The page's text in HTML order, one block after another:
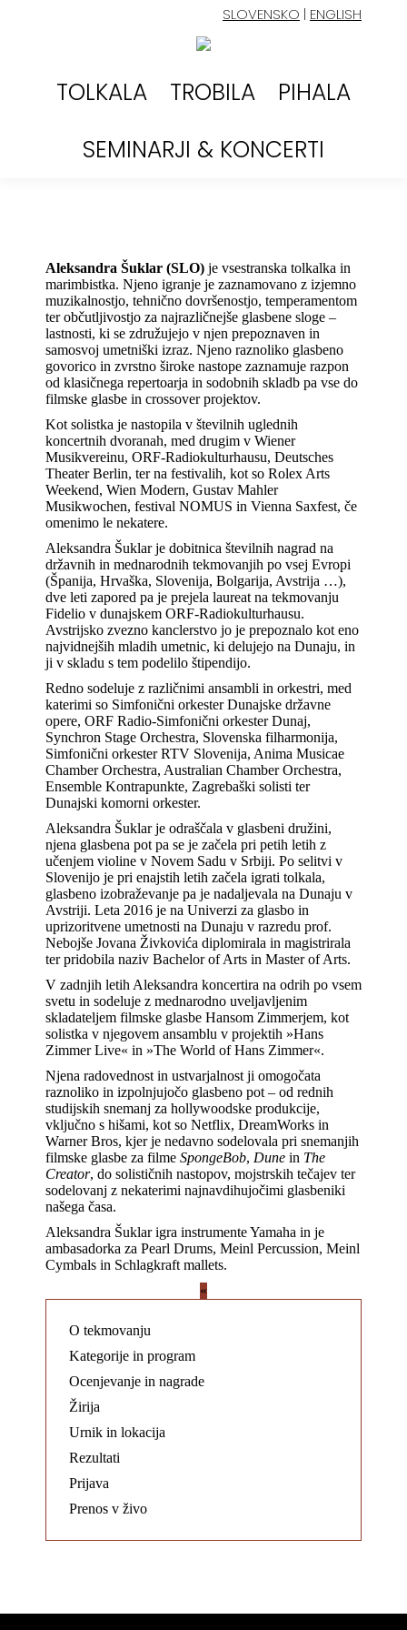
SLOVENSKO | ENGLISH
TOLKALA TROBILA
PIHALA
SEMINARJI & KONCERTI
Aleksandra Šuklar (SLO) je vsestranska tolkalka in
marimbistka. Njeno igranje je zaznamovano z izjemno
muzikalnostjo, tehnično dovršenostjo, temperamentom
ter občutljivostjo za najrazličnejše glasbene sloge –
lastnosti, ki se združujejo v njen prepoznaven in
samosvoj umetniški izraz. Njeno raznoliko glasbeno
govorico in zvrstno široke nastope zaznamuje razpon
od klasičnega repertoarja in sodobnih skladb pa vse do
filmske glasbe in crossover projektov.
Kot solistka je nastopila v številnih uglednih
koncertnih dvoranah, med drugim v Wiener
Musikvereinu, ORF‑Radiokulturhausu, Deutsches
Theater Berlin, ter na festivalih, kot so Rolex Arts
Weekend, Wien Modern, Gustav Mahler
Musikwochen, festival NOMUS in Vienna Saxfest, če
omenimo le nekatere.
Aleksandra Šuklar je dobitnica številnih nagrad na
državnih in mednarodnih tekmovanjih po vsej Evropi
(Španija, Hrvaška, Slovenija, Bolgarija, Avstrija …),
dve leti zapored pa je prejela laureat na tekmovanju
Fidelio v dunajskem ORF‑Radiokulturhausu.
Avstrijsko zvezno kanclerstvo jo je prepoznalo kot eno
najvidnejših mladih umetnic, ki delujejo na Dunaju, in
ji v skladu s tem podelilo štipendijo.
Redno sodeluje z različnimi ansambli in orkestri, med
katerimi so Simfonični orkester Dunajske državne
opere, ORF Radio-Simfonični orkester Dunaj,
Synchron Stage Orchestra, Slovenska filharmonija,
Simfonični orkester RTV Slovenija, Anima Musicae
Chamber Orchestra, Australian Chamber Orchestra,
Ensemble Kontrapunkte, Zagrebaški solisti ter
Dunajski komorni orkester.
Aleksandra Šuklar je odraščala v glasbeni družini,
njena glasbena pot pa se je začela pri petih letih z
učenjem violine v Novem Sadu v Srbiji. Po selitvi v
Slovenijo je pri enajstih letih začela igrati tolkala,
glasbeno izobraževanje pa je nadaljevala na Dunaju v
Avstriji. Leta 2016 je na Univerzi za glasbo in
uprizoritvene umetnosti na Dunaju v razredu prof.
Nebojše Jovana Živkovića diplomirala in magistrirala
ter pridobila naziv Bachelor of Arts in Master of Arts.
V zadnjih letih Aleksandra koncertira na odrih po vsem
svetu in sodeluje z mednarodno uveljavljenim
skladateljem filmske glasbe Hansom Zimmerjem, kot
solistka v njegovem ansamblu v projektih »Hans
Zimmer Live« in »The World of Hans Zimmer«.
Njena radovednost in ustvarjalnost ji omogočata
raznoliko in izpolnjujočo glasbeno pot – od rednih
studijskih snemanj za hollywoodske produkcije,
vključno s hišami, kot so Netflix, DreamWorks in
Warner Bros, kjer je nedavno sodelovala pri snemanjih
filmske glasbe za filme SpongeBob, Dune in The
Creator, do solističnih nastopov, mojstrskih tečajev ter
sodelovanj z nekaterimi najnavdihujočimi glasbeniki
našega časa.
Aleksandra Šuklar igra instrumente Yamaha in je
ambasadorka za Pearl Drums, Meinl Percussion, Meinl
Cymbals in Schlagkraft mallets.
«
O tekmovanju
Kategorije in program
Ocenjevanje in nagrade
Žirija
Urnik in lokacija
Rezultati
Prijava
Prenos v živo